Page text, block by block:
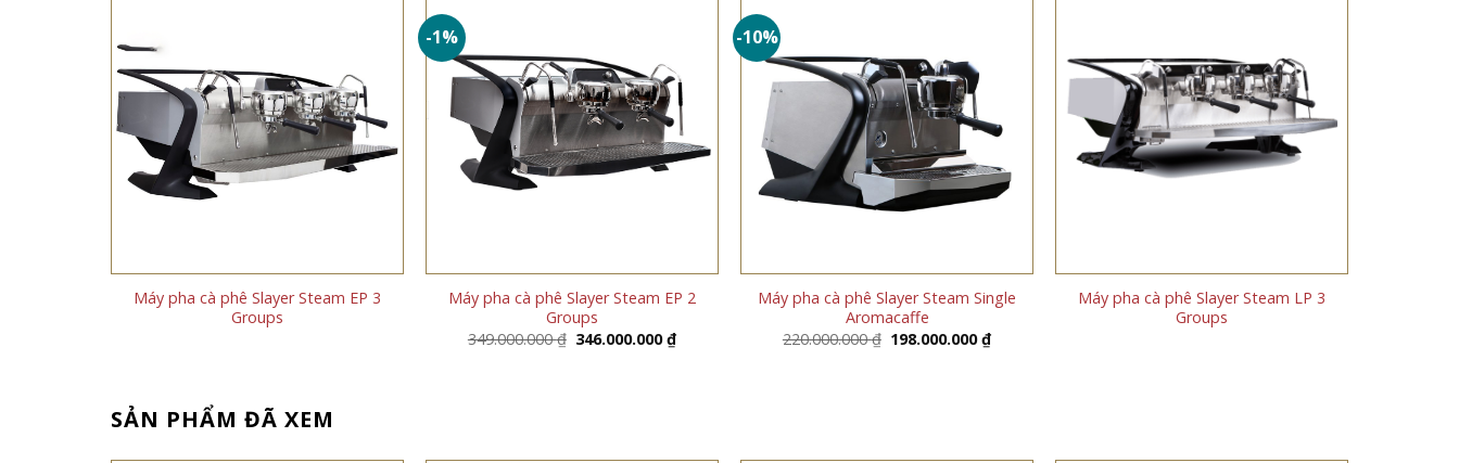
Máy pha cà phê Slayer Steam EP 3
Groups
-1%
Máy pha cà phê Slayer Steam EP 2
Groups
349.000.000₫ Giá
346.000.000₫Giá
-10%
Máy pha cà phê Slayer Steam Single
Aromacaffe
220.000.000₫ Giá
198.000.000₫Giá
Máy pha cà phê Slayer Steam LP 3
Groups
SẢN PHẨM ĐÃ XEM